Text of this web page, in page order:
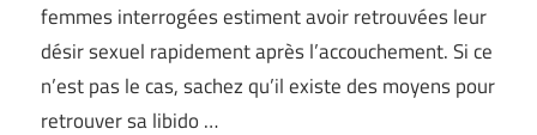
femmes interrogées estiment avoir retrouvées leur
désir sexuel rapidement après l’accouchement. Si ce
n’est pas le cas, sachez qu’il existe des moyens pour
retrouver sa libido …